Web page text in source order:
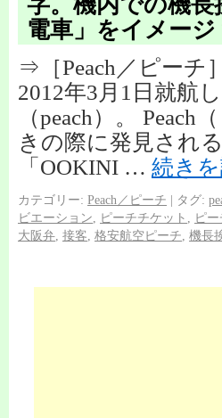
電車」をイメージ
⇒［Peach／ピーチ
2012年3月1日就航
（peach）。
きの際に発見され
「OOKINI … 続き
カテゴリー: Peach／ピーチ | タグ:
ビエーション
ピーチチケット ピ
大阪弁 接客 格安航空ピーチ 機長